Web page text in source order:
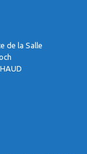
de la Salle